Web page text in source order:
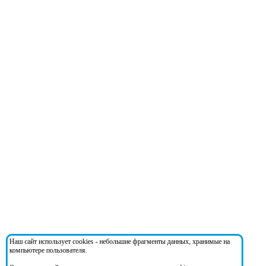
Наш сайт использует cookies - небольшие фрагменты данных, хранимые на
компьютере пользователя.